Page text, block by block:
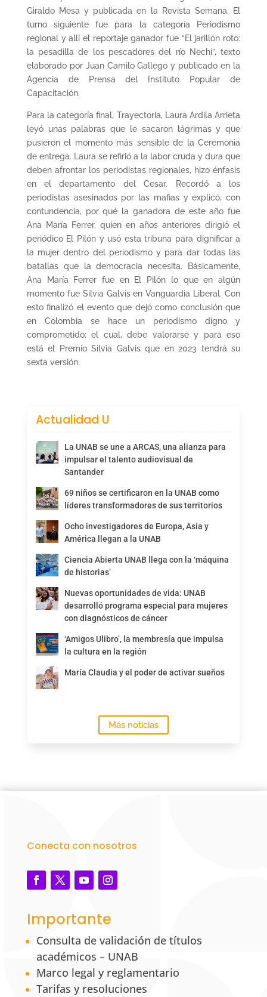
Giraldo Mesa y publicada en la Revista Semana. El
turno siguiente fue para la categoría Periodismo
regional y allí el reportaje ganador fue “El jarillón roto:
la pesadilla de los pescadores del río Nechí”, texto
elaborado por Juan Camilo Gallego y publicado en la
Agencia de Prensa del Instituto Popular de
Capacitación.
Para la categoría final, Trayectoria, Laura Ardila Arrieta
leyó unas palabras que le sacaron lágrimas y que
pusieron el momento más sensible de la Ceremonia
de entrega. Laura se refirió a la labor cruda y dura que
deben afrontar los periodistas regionales, hizo énfasis
en el departamento del Cesar. Recordó a los
periodistas asesinados por las mafias y explicó, con
contundencia, por qué la ganadora de este año fue
Ana María Ferrer, quien en años anteriores dirigió el
periódico El Pilón y usó esta tribuna para dignificar a
la mujer dentro del periodismo y para dar todas las
batallas que la democracia necesita. Básicamente,
Ana María Ferrer fue en El Pilón lo que en algún
momento fue Silvia Galvis en Vanguardia Liberal. Con
esto finalizó el evento que dejó como conclusión que
en Colombia se hace un periodismo digno y
comprometido; el cual, debe valorarse y para eso
está el Premio Silvia Galvis que en 2023 tendrá su
sexta versión.
Actualidad U
La UNAB se une a ARCAS, una alianza para
impulsar el talento audiovisual de
Santander
69 niños se certificaron en la UNAB como
líderes transformadores de sus territorios
Ocho investigadores de Europa, Asia y
América llegan a la UNAB
Ciencia Abierta UNAB llega con la ‘máquina
de historias’
Nuevas oportunidades de vida: UNAB
desarrolló programa especial para mujeres
con diagnósticos de cáncer
‘Amigos Ulibro’, la membresía que impulsa
la cultura en la región
María Claudia y el poder de activar sueños
Más noticias
Conecta con nosotros
Importante
Consulta de validación de títulos
académicos – UNAB
Marco legal y reglamentario
Tarifas y resoluciones